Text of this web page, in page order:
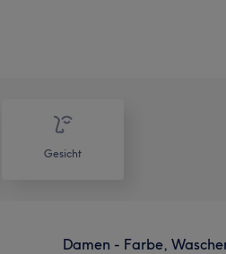
Gesicht
Damen - Farbe,